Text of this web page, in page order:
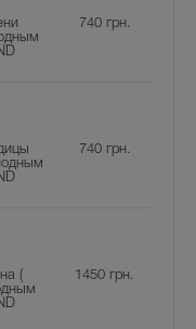
740грн.
740грн.
(
1450 грн.